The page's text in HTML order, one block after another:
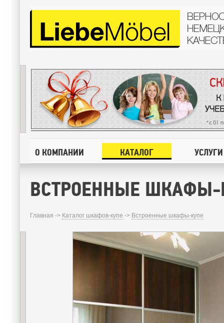
О КОМПАНИИ КАТАЛОГ УСЛУГИ
ВСТРОЕННЫЕ ШКАФЫ-
Главная -> Каталог шкафов-купе -> Встроенные шкафы-купе